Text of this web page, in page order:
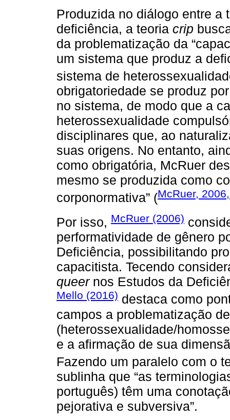
Produzida no diálogo entre a
deficiência, a teoria crip
da problematização da
um sistema que produz a
sistema de
obrigatoriedade se produz
no sistema, de modo que a
heterossexualidade
disciplinares que, ao
suas origens. No entanto,
como obrigatória, McRuer
mesmo se produzida como
corponormativa” (McRuer,
Por isso, McRuer (2006)
performatividade de gênero
Deficiência, possibilitando
capacitista. Tecendo
queernos Estudos da
Mello (2016) destaca como
campos a problematização
(heterossexualidade/
e a afirmação de sua
Fazendo um paralelo com o
sublinha que “as
português) têm uma
pejorativa e subversiva”.